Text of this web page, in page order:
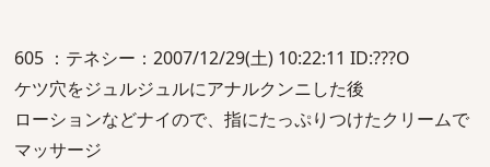
605 ：テネシー：2007/12/29(土) 10:22:11 ID:???O
ケツ穴をジュルジュルにアナルクンニした後
ローションなどナイので、指にたっぷりつけたクリームで
マッサージ